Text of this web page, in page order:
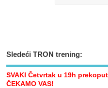
Sledeći TRON trening:
SVAKI Četvrtak u 19h
ČEKAMO VAS!